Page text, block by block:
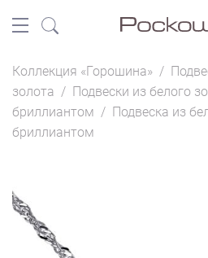
Коллекция «Горошина» /
золота / Подвески из белого
бриллиантом / Подвеска из
бриллиантом